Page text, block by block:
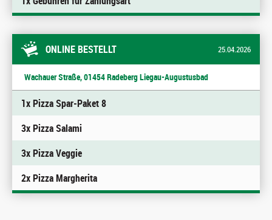
ONLINE BESTELLT 25.04.2026
Wachauer Straße, 01454 Radeberg Liegau-Augustusbad
1x Pizza Spar-Paket 8
3x Pizza Salami
3x Pizza Veggie
2x Pizza Margherita